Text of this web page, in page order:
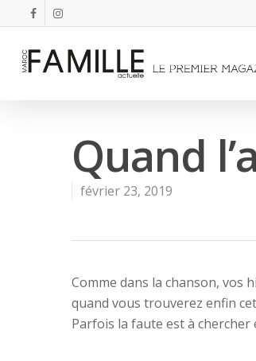
Quand
février 23, 2019
Comme dans la chanson, vos
quand vous trouverez enfin
Parfois la faute est à chercher